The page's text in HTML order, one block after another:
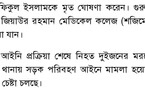
রফিকুল ইসলামকে মৃত ঘোষণা করেন।
রহমান মেডিকেল কলেজ
যান।
প্রক্রিয়া শেষে নিহত দুইজনের
থানায় সড়ক পরিবহণ আইনে মামলা
চলছে।